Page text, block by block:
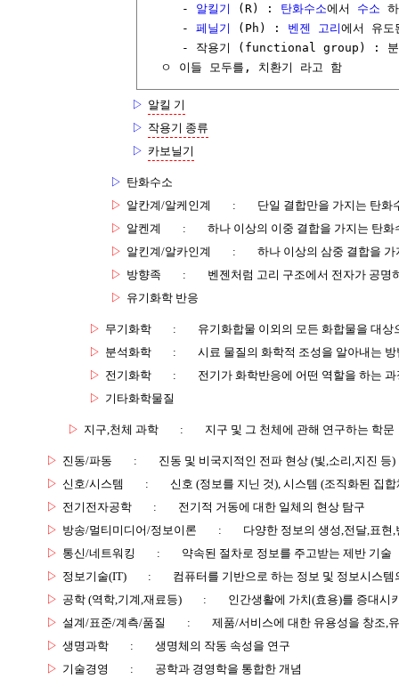
     -
알킬기 (R) : 탄화수소에서 수소
     -
페닐기 (Ph) : 벤젠 고리에서 유도
- 작용기 (functional group) : 분
  ㅇ 이들 모두를, 치환기 라고 함
▷ 알킬 기
▷ 작용기 종류
▷ 카보닐기
▷ 탄화수소
▷ 알칸계/알케인계 :
단일 결합만을 가지는 탄화
▷ 알켄계 :
하나 이상의 이중 결합을 가지는 탄화
▷ 알킨계/알카인계 :
하나 이상의 삼중 결합을
▷ 방향족 :
벤젠처럼 고리 구조에서 전자가 공명
▷ 유기화학 반응
▷ 무기화학 :
유기화합물 이외의 모든 화합물을 대상
▷ 분석화학 :
시료 물질의 화학적 조성을 알아내는
▷ 전기화학 :
전기가 화학반응에 어떤 역할을 하는
▷ 기타화학물질
▷ 지구,천체 과학 : 지구 및 그 천체에 관해 연구하는 학문
▷ 진동/파동 :
진동 및 비국지적인 전파 현상 (빛,소리,지진 등)
▷ 신호/시스템 :
신호 (정보를 지닌 것), 시스템 (조직화된 집합
▷ 전기전자공학 :
전기적 거동에 대한 일체의 현상 탐구
▷ 방송/멀티미디어/정보이론 :
다양한 정보의 생성,전달,표현
▷ 통신/네트워킹 :
약속된 절차로 정보를 주고받는 제반 기술
▷ 정보기술(IT) :
컴퓨터를 기반으로 하는 정보 및 정보시스템
▷ 공학 (역학,기계,재료등) :
인간생활에 가치(효용)를 증대시
▷ 설계/표준/계측/품질 :
제품/서비스에 대한 유용성을 창조,
▷ 생명과학 :
생명체의 작동 속성을 연구
▷ 기술경영 : 공학과 경영학을 통합한 개념